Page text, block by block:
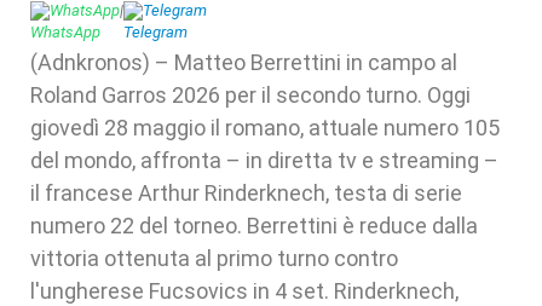
WhatsApp| Telegram
(Adnkronos) – Matteo Berrettini in campo al
Roland Garros 2026 per il secondo turno. Oggi
giovedì 28 maggio il romano, attuale numero 105
del mondo, affronta – in diretta tv e streaming –
il francese Arthur Rinderknech, testa di serie
numero 22 del torneo. Berrettini è reduce dalla
vittoria ottenuta al primo turno contro
l'ungherese Fucsovics in 4 set. Rinderknech,